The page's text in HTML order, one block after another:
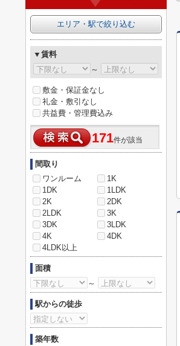
エリア・駅で絞り込む
▼賃料
～
敷金・保証金なし
礼金・敷引なし
共益費・管理費込み
171件が該当
間取り
ワンルーム
1K
1DK
1LDK
2K
2DK
2LDK
3K
3DK
3LDK
4K
4DK
4LDK以上
面積
～
駅からの徒歩
築年数